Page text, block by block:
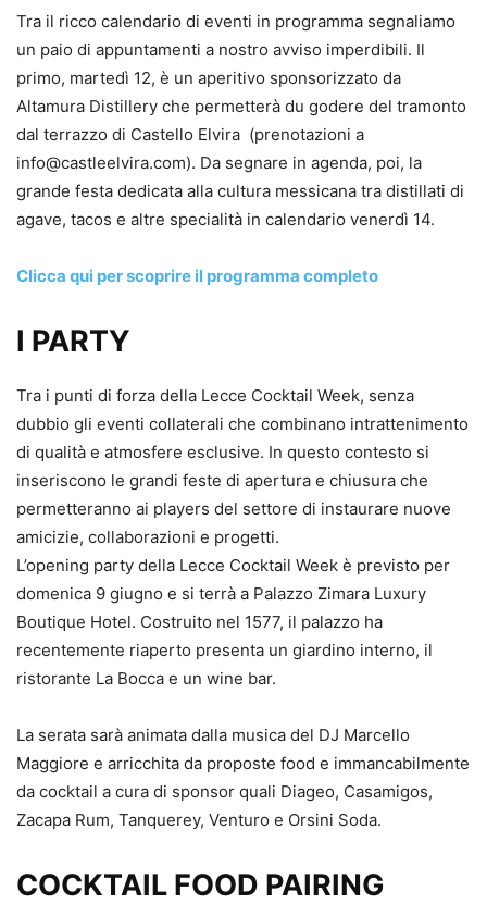
Tra il ricco calendario di eventi in programma segnaliamo
un paio di appuntamenti a nostro avviso imperdibili. Il
primo, martedì 12, è un aperitivo sponsorizzato da
Altamura Distillery che permetterà du godere del tramonto
dal terrazzo di Castello Elvira (prenotazioni a
info@castleelvira.com). Da segnare in agenda, poi, la
grande festa dedicata alla cultura messicana tra distillati di
agave, tacos e altre specialità in calendario venerdì 14.
Clicca qui per scoprire il programma completo
I PARTY
Tra i punti di forza della Lecce Cocktail Week, senza
dubbio gli eventi collaterali che combinano intrattenimento
di qualità e atmosfere esclusive. In questo contesto si
inseriscono le grandi feste di apertura e chiusura che
permetteranno ai players del settore di instaurare nuove
amicizie, collaborazioni e progetti.
L’opening party della Lecce Cocktail Week è previsto per
domenica 9 giugno e si terrà a Palazzo Zimara Luxury
Boutique Hotel. Costruito nel 1577, il palazzo ha
recentemente riaperto presenta un giardino interno, il
ristorante La Bocca e un wine bar.
La serata sarà animata dalla musica del DJ Marcello
Maggiore e arricchita da proposte food e immancabilmente
da cocktail a cura di sponsor quali Diageo, Casamigos,
Zacapa Rum, Tanquerey, Venturo e Orsini Soda.
COCKTAIL FOOD PAIRING